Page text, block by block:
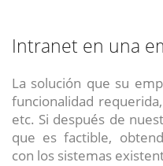
Intranet en una
La solución que su
funcionalidad
etc. Si después de
que es factible,
con los sistemas